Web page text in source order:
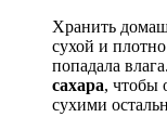
Хранить
сухой и
попадала влага.
сахара, чтобы
сухими